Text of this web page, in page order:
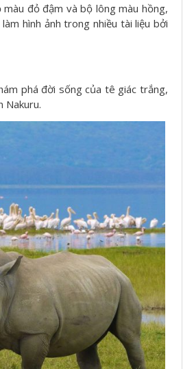
đỏ đậm và bộ lông màu hồng,
hình ảnh trong nhiều tài liệu bởi
phá đời sống của tê giác trắng,
Nakuru.